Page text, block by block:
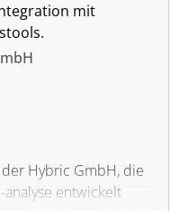
mit
Hybric GmbH, die
entwickelt